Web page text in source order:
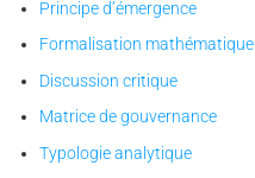
Principe d’émergence
Formalisation mathématique
Discussion critique
Matrice de gouvernance
Typologie analytique